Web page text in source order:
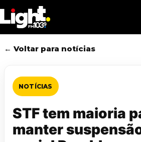
to
main
content
← Voltar para notícias
NOTÍCIAS
STF tem maioria
manter